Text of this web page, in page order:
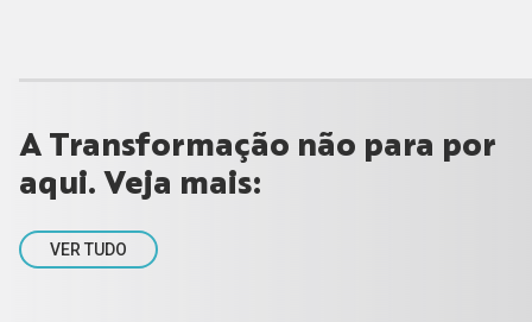
A Transformação não para por
aqui. Veja mais:
VER TUDO